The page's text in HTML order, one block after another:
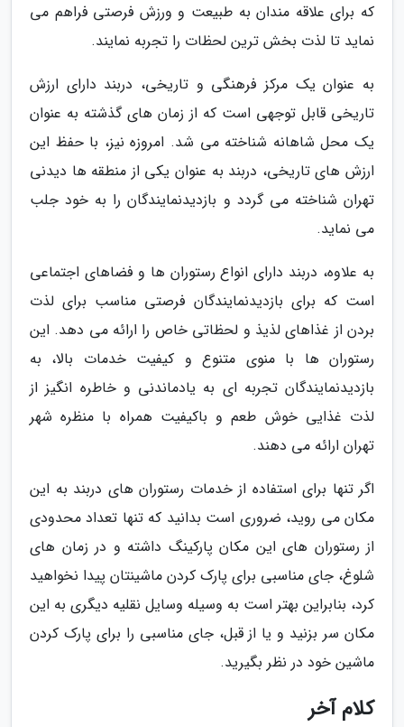
که برای علاقه مندان به طبیعت و ورزش فرصتی فراهم می
نماید تا لذت بخش ترین لحظات را تجربه نمایند.
به عنوان یک مرکز فرهنگی و تاریخی، دربند دارای ارزش
تاریخی قابل توجهی است که از زمان های گذشته به عنوان
یک محل شاهانه شناخته می شد. امروزه نیز، با حفظ این
ارزش های تاریخی، دربند به عنوان یکی از منطقه ها دیدنی
تهران شناخته می گردد و بازدیدنمایندگان را به خود جلب
می نماید.
به علاوه، دربند دارای انواع رستوران ها و فضاهای اجتماعی
است که برای بازدیدنمایندگان فرصتی مناسب برای لذت
بردن از غذاهای لذیذ و لحظاتی خاص را ارائه می دهد. این
رستوران ها با منوی متنوع و کیفیت خدمات بالا، به
بازدیدنمایندگان تجربه ای به یادماندنی و خاطره انگیز از
لذت غذایی خوش طعم و باکیفیت همراه با منظره شهر
تهران ارائه می دهند.
اگر تنها برای استفاده از خدمات رستوران های دربند به این
مکان می روید، ضروری است بدانید که تنها تعداد محدودی
از رستوران های این مکان پارکینگ داشته و در زمان های
شلوغ، جای مناسبی برای پارک کردن ماشینتان پیدا نخواهید
کرد، بنابراین بهتر است به وسیله وسایل نقلیه دیگری به این
مکان سر بزنید و یا از قبل، جای مناسبی را برای پارک کردن
ماشین خود در نظر بگیرید.
کلام آخر